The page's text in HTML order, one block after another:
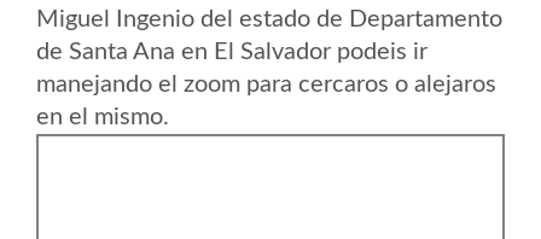
Miguel Ingenio del estado de Departamento
de Santa Ana en El Salvador podeis ir
manejando el zoom para cercaros o alejaros
en el mismo.